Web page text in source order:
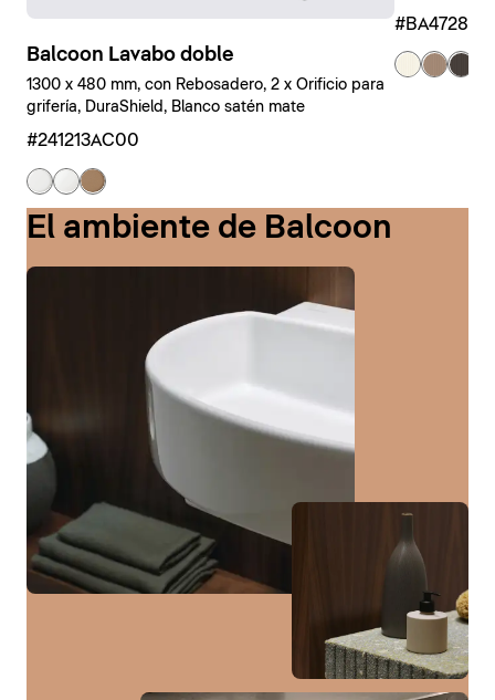
Balcoon Lavabo doble
1300 x 480 mm, con Rebosadero, 2 x Orificio para
grifería, DuraShield, Blanco satén mate
#241213AC00
El ambiente de Balcoon